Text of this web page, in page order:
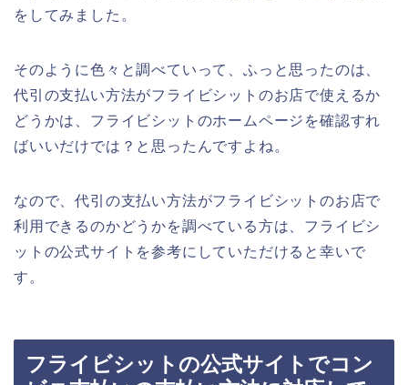
をしてみました。
そのように色々と調べていって、ふっと思ったのは、
代引の支払い方法がフライビシットのお店で使えるか
どうかは、フライビシットのホームページを確認すれ
ばいいだけでは？と思ったんですよね。
なので、代引の支払い方法がフライビシットのお店で
利用できるのかどうかを調べている方は、フライビシ
ットの公式サイトを参考にしていただけると幸いで
す。
フライビシットの公式サイトでコン